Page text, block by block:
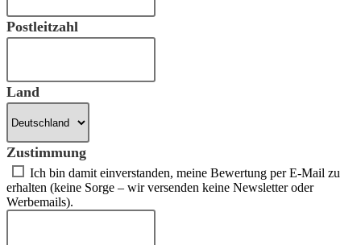
Postleitzahl
Land
Zustimmung
Ich bin damit einverstanden, meine Bewertung per E-Mail zu
erhalten (keine Sorge – wir versenden keine Newsletter oder
Werbemails).